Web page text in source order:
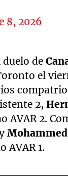
8, 2026
duelo de
el
2,
AVAR 2.
AVAR 1.